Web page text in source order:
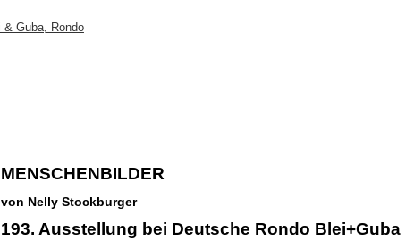
MENSCHENBILDER
von Nelly Stockburger
193. Ausstellung bei Deutsche Rondo Blei+Guba